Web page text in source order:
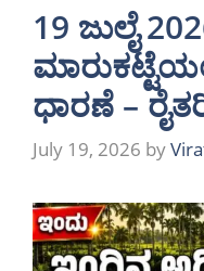
19 ಜುಲೈ
ಧಾರಣೆ –
July 19, 2026 by